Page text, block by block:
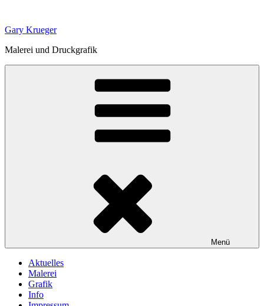
springen
Gary Krueger
Malerei und Druckgrafik
Menü
Aktuelles
Malerei
Grafik
Info